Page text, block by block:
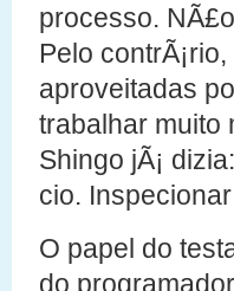
processo.
Pelo
aproveitadas
trabalhar muito
Shingo jÃ¡
cio.
O papel do
do